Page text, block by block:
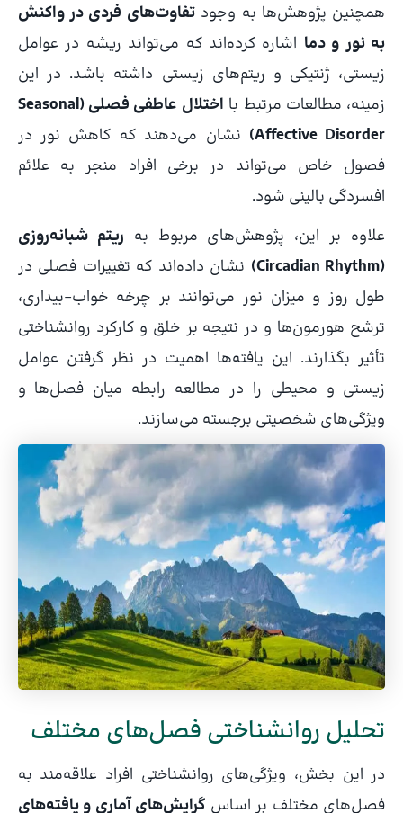
همچنین پژوهش‌ها به وجودتفاوت‌های فردی در واکنش
به نور و دما اشاره کرده‌اند که می‌تواند ریشه در عوامل
زیستی، ژنتیکی و ریتم‌های زیستی داشته باشد. در این
زمینه، مطالعات مرتبط با
اختلال عاطفی فصلی (Seasonal
Affective Disorder)
نشان می‌دهند که کاهش نور در
فصول خاص می‌تواند در برخی افراد منجر به علائم
افسردگی بالینی شود.
علاوه بر این، پژوهش‌های مربوط به ریتم شبانه‌روزی
(Circadian Rhythm)
نشان داده‌اند که تغییرات فصلی در
طول روز و میزان نور می‌توانند بر چرخه خواب–بیداری،
ترشح هورمون‌ها و در نتیجه بر خلق و کارکرد روانشناختی
تأثیر بگذارند. این یافته‌ها اهمیت در نظر گرفتن عوامل
زیستی و محیطی را در مطالعه رابطه میان فصل‌ها و
ویژگی‌های شخصیتی برجسته می‌سازند.
تحلیل روانشناختی فصل‌های مختلف
در این بخش، ویژگی‌های روانشناختی افراد علاقه‌مند به
فصل‌های مختلف بر اساس گرایش‌های آماری و یافته‌های